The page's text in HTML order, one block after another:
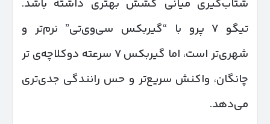
شتاب‌گیری میانی کشش بهتری داشته باشد.
تیگو ۷ پرو با “گیربکس سی‌وی‌تی” نرم‌تر و
شهری‌تر است، اما گیربکس ۷ سرعته دوکلاچه‌ی تر
چانگان، واکنش سریع‌تر و حس رانندگی جدی‌تری
می‌دهد.